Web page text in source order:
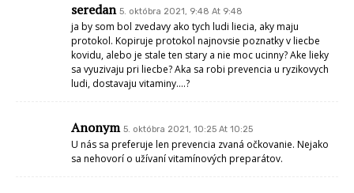
seredan 5. októbra 2021, 9:48 At 9:48
ja by som bol zvedavy ako tych ludi liecia, aky maju
protokol. Kopiruje protokol najnovsie poznatky v liecbe
kovidu, alebo je stale ten stary a nie moc ucinny? Ake lieky
sa vyuzivaju pri liecbe? Aka sa robi prevencia u ryzikovych
ludi, dostavaju vitaminy….?
Anonym 5. októbra 2021, 10:25 At 10:25
U nás sa preferuje len prevencia zvaná očkovanie. Nejako
sa nehovorí o užívaní vitamínových preparátov.